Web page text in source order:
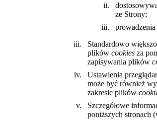
ze Strony;
Standardowo
plików cookies za
zapisywania plików
Ustawienia
może być również
zakresie plików
Szczegółowe
poniższych stronach